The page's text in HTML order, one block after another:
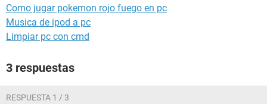
Como jugar pokemon rojo fuego en pc
Musica de ipod a pc
Limpiar pc con cmd
3 respuestas
RESPUESTA 1 / 3